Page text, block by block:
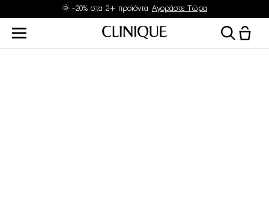
🌞 -20% στα 2+ προϊόντα Αγοράστε Τώρα